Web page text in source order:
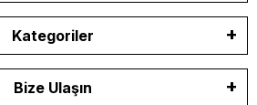
Kategoriler
Bize Ulaşın